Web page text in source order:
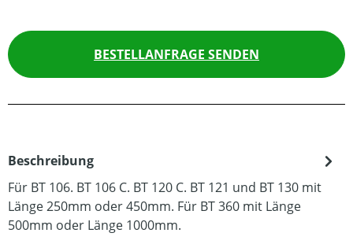
BESTELLANFRAGE SENDEN
Beschreibung
Für BT 106. BT 106 C. BT 120 C. BT 121 und BT 130 mit
Länge 250mm oder 450mm. Für BT 360 mit Länge
500mm oder Länge 1000mm.